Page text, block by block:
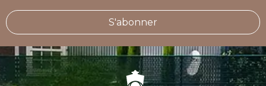
S'abonner